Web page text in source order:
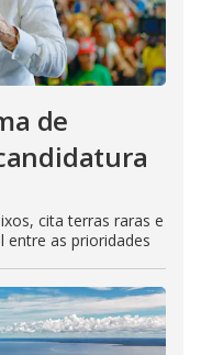
de
cita terras raras e
entre as prioridades